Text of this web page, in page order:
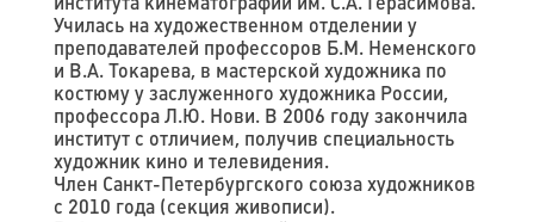
Училась на художественном отделении у
преподавателей профессоров Б.М. Неменского
и В.А. Токарева, в мастерской художника по
костюму у заслуженного художника России,
профессора Л.Ю. Нови. В 2006 году закончила
институт с отличием, получив специальность
художник кино и телевидения.
Член Санкт-Петербургского союза художников
с 2010 года (секция живописи).